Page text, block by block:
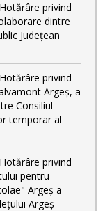
privind
dintre
Județean
privind
Argeș, a
Consiliul
temporar al
privind
pentru
Argeș a
Argeș